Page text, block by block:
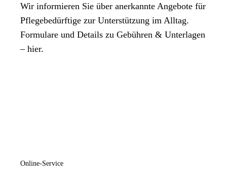
Wir informieren Sie über anerkannte Angebote für
Pflegebedürftige zur Unterstützung im Alltag.
Formulare und Details zu Gebühren & Unterlagen
– hier.
Online-Service